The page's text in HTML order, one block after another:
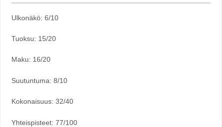
Ulkonäkö: 6/10
Tuoksu: 15/20
Maku: 16/20
Suutuntuma: 8/10
Kokonaisuus: 32/40
Yhteispisteet: 77/100